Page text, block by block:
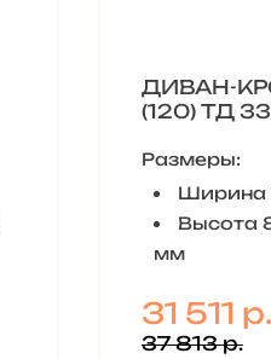
ДИВАН-
(120) ТД
Размеры:
Ширина
Высота
мм
31 511 р.
37 813 р.